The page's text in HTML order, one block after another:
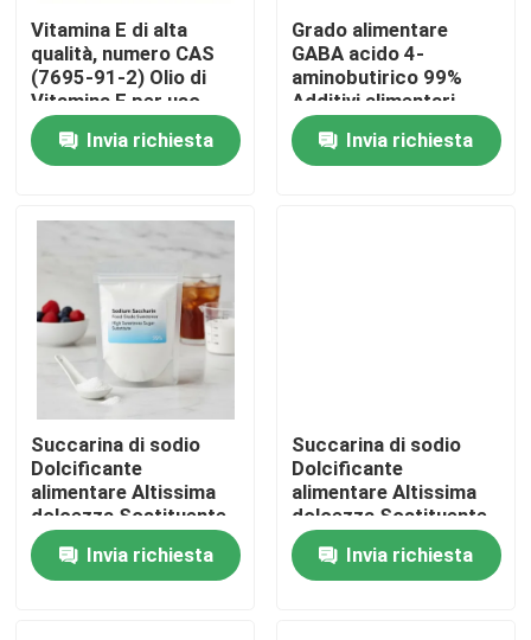
Prodotti
Video
Circa noi
Giro della fabbrica
Vitamina E di alta
qualità, numero CAS
(7695-91-2) Olio di
Vitamina E per uso
alimentare
Invia richiesta
Grado alimentare
GABA acido 4-
aminobutirico 99%
Additivi alimentari
Invia richiesta
Succarina di sodio
Dolcificante
alimentare Altissima
dolcezza Sostituente
dello zucchero 99%
Invia richiesta
Succarina di sodio
Dolcificante
alimentare Altissima
dolcezza Sostituente
dello zucchero 99%
Invia richiesta